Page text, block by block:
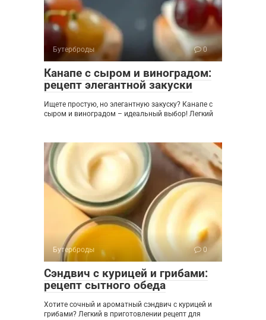
Бутерброды 0
Канапе с сыром и виноградом:
рецепт элегантной закуски
Ищете простую, но элегантную закуску? Канапе с
сыром и виноградом – идеальный выбор! Легкий
Бутерброды 0
Сэндвич с курицей и грибами:
рецепт сытного обеда
Хотите сочный и ароматный сэндвич с курицей и
грибами? Легкий в приготовлении рецепт для